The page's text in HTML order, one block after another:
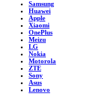
Samsung
Huawei
Apple
Xiaomi
OnePlus
Meizu
LG
Nokia
Motorola
ZTE
Sony
Asus
Lenovo